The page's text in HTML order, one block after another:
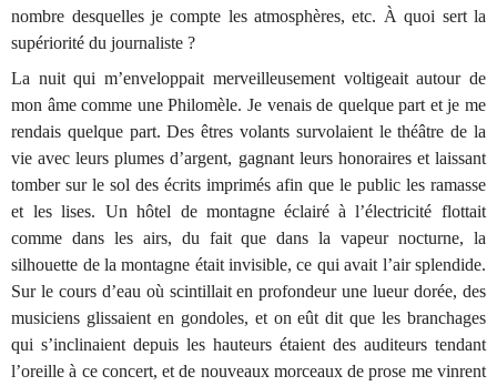
nombre desquelles je compte les atmosphères, etc. À quoi sert la
supériorité du journaliste ?
La nuit qui m’enveloppait merveilleusement voltigeait autour de
mon âme comme une Philomèle. Je venais de quelque part et je me
rendais quelque part. Desêtres volants survolaient le théâtre de la
vie avec leurs plumes d’argent, gagnant leurs honoraires et laissant
tomber sur le sol desécrits imprimés afin que le public les ramasse
et les lises. Un hôtel de montagneéclairé à l’électricité flottait
comme dans les airs, du fait que dans la vapeur nocturne, la
silhouette de la montagne était invisible, ce qui avait l’air splendide.
Sur le cours d’eau où scintillait en profondeur une lueur dorée, des
musiciens glissaient en gondoles, et on eût dit que les branchages
qui s’inclinaient depuis les hauteurs étaient des auditeurs tendant
l’oreilleà ce concert, et de nouveaux morceaux de prose me vinrent